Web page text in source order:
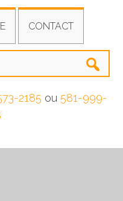
CONTACT
2185 ou 581-999-